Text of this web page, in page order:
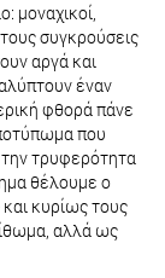
μοναχικοί,
συγκρούσεις
αργά και
έναν
φθορά πάνε
που
την τρυφερότητα
θέλουμε ο
κυρίως τους
αλλά ως